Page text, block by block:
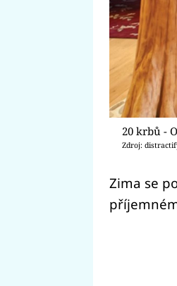
20 krbů -
Zdroj:
Zima se